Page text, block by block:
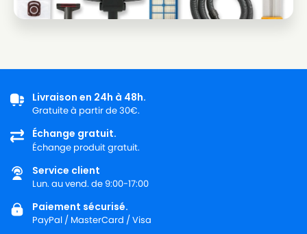
SOTECO
SOTECO PANDA 215HPC
SOTECO
SOTECO PANDA 515HP
SOTECO
SOTECO PLAY STEEL 515
SOTECO
SOTECO PLAY YES 515
SOTECO
SOTECO
SOTECO RN 103
SOTECO
SOTECO RN 315
Livraison en 24h à 48h.
Gratuite à partir de 30€.
Échange gratuit.
Échange produit gratuit.
Service client
Lun. au vend. de 9:00-17:00
Paiement sécurisé.
PayPal / MasterCard / Visa